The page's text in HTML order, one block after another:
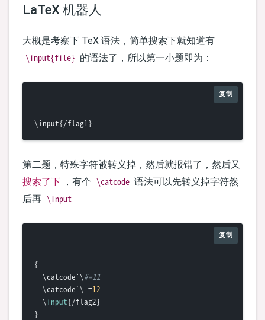
LaTeX 机器人
大概是考察下 TeX 语法，简单搜索下就知道有
\input{file} 的语法了，所以第一小题即为：
复制
第二题，特殊字符被转义掉，然后就报错了，然后又
搜索了下 ，有个 \catcode 语法可以先转义掉字符然
后再 \input
复制
{
  \catcode`\
#=11
  \catcode`\_=
12
  \
input{/flag2}